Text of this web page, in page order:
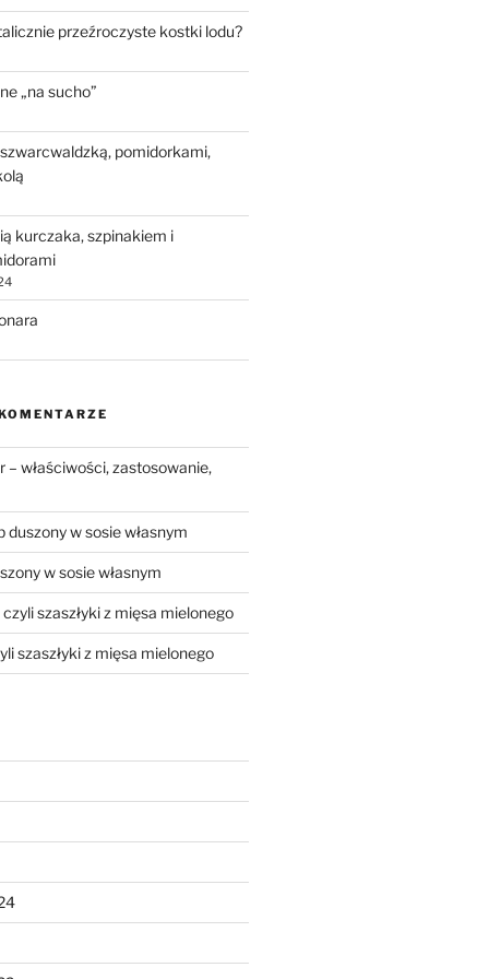
przeźroczyste kostki lodu?
„na sucho”
pomidorkami,
kurczaka, szpinakiem i
– właściwości, zastosowanie,
duszony w sosie własnym
w sosie własnym
szaszłyki z mięsa mielonego
szaszłyki z mięsa mielonego